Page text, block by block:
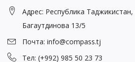
Адрес: Республика
Багаутдинова 13/5
Почта: info@compass.tj
Тел: (+992) 985 50 23 73